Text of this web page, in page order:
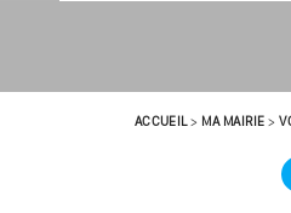
ACCUEIL> MA MAIRIE >